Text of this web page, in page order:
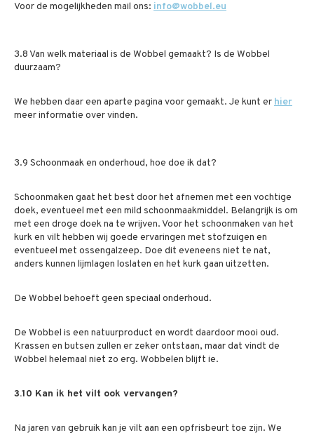
Voor de mogelijkheden mail ons: info@wobbel.eu
3.8 Van welk materiaal is de Wobbel gemaakt? Is de Wobbel
duurzaam?
We hebben daar een aparte pagina voor gemaakt. Je kunt er hier
meer informatie over vinden.
3.9 Schoonmaak en onderhoud, hoe doe ik dat?
Schoonmaken gaat het best door het afnemen met een vochtige
doek, eventueel met een mild schoonmaakmiddel. Belangrijk is om
met een droge doek na te wrijven. Voor het schoonmaken van het
kurk en vilt hebben wij goede ervaringen met stofzuigen en
eventueel met ossengalzeep. Doe dit eveneens niet te nat,
anders kunnen lijmlagen loslaten en het kurk gaan uitzetten.
De Wobbel behoeft geen speciaal onderhoud.
De Wobbel is een natuurproduct en wordt daardoor mooi oud.
Krassen en butsen zullen er zeker ontstaan, maar dat vindt de
Wobbel helemaal niet zo erg. Wobbelen blijft ie.
3.10 Kan ik het vilt ook vervangen?
Na jaren van gebruik kan je vilt aan een opfrisbeurt toe zijn. We